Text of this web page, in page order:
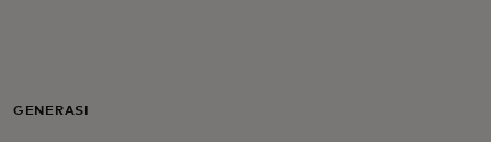
Untuk bisnis
GENERASI